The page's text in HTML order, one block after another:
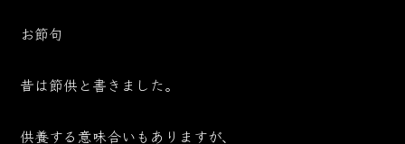
お節句
昔は節供と書きました。
供養する意味合いもありますが、